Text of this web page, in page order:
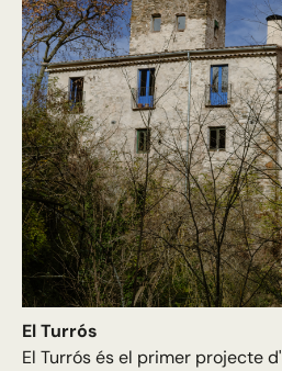
El Turrós
El Turrós és el primer projecte